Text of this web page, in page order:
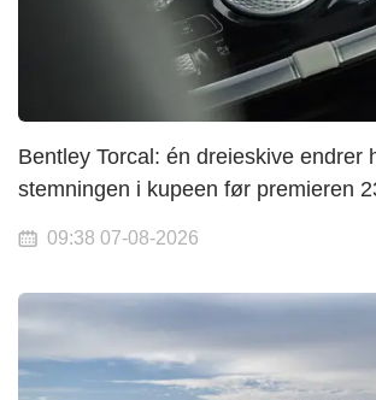
Bentley Torcal: én dreieskive endrer
stemningen i kupeen før premieren
09:38 07-08-2026